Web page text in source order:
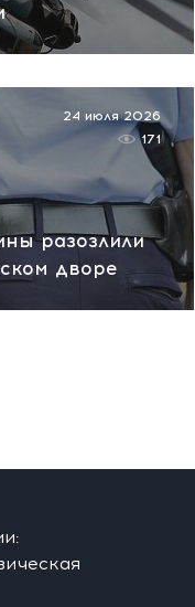
разозлили
дворе
24 июля 2026
171